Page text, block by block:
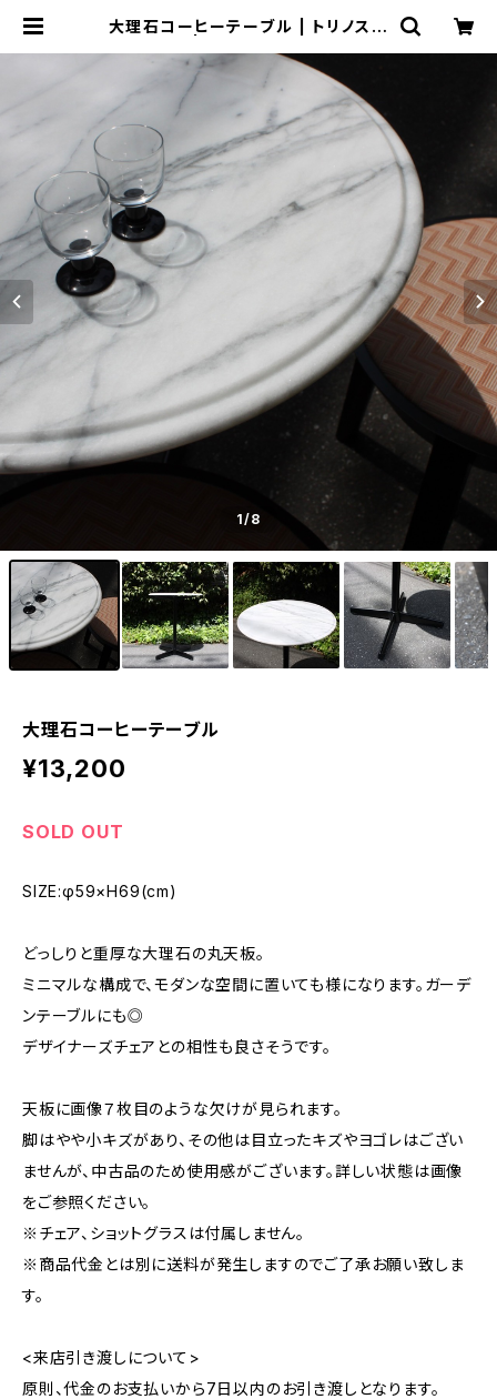
大理石コーヒーテーブル | トリノス-t
ルショップ・古着
1/8
大理石コーヒーテーブル
¥13,200
SOLD OUT
SIZE:φ59×H69(cm)
どっしりと重厚な大理石の丸天板。
ミニマルな構成で、モダンな空間に置いても様になります。ガーデ
ンテーブルにも◎
デザイナーズチェアとの相性も良さそうです。
天板に画像７枚目のような欠けが見られます。
脚はやや小キズがあり、その他は目立ったキズやヨゴレはござい
ませんが、中古品のため使用感がございます。詳しい状態は画像
をご参照ください。
※チェア、ショットグラスは付属しません。
※商品代金とは別に送料が発生しますのでご了承お願い致しま
す。
<来店引き渡しについて>
原則、代金のお支払いから7日以内のお引き渡しとなります。